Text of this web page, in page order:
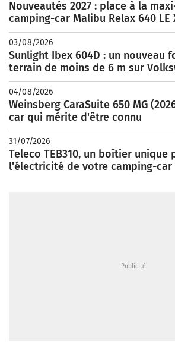
Nouveautés 2027 : place à la
camping-car Malibu Relax 640 LE
03/08/2026
Sunlight Ibex 604D : un nouveau
terrain de moins de 6 m sur
04/08/2026
Weinsberg CaraSuite 650 MG
car qui mérite d'être connu
31/07/2026
Teleco TEB310, un boîtier
l'électricité de votre camping-car